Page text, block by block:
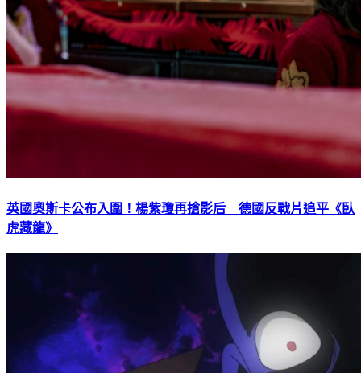
英國奧斯卡公布入圍！楊紫瓊再搶影后 德國反戰片追平《臥
虎藏龍》